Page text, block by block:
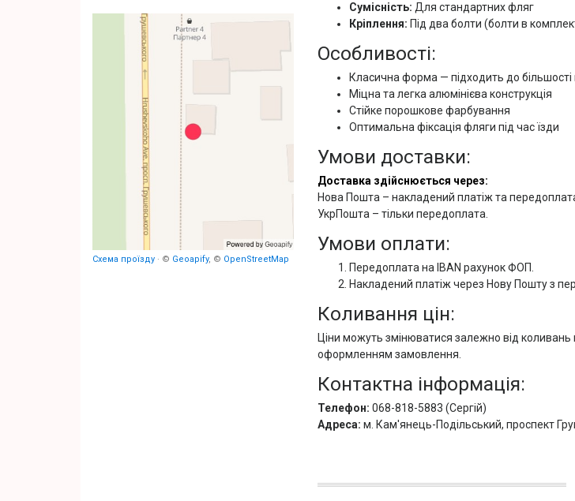
Схема проїзду · © Geoapify, © OpenStreetMap
Сумісність: Для стандартних фляг
Кріплення: Під два болти (болти в
Особливості:
Класична форма — підходить до більшості
Міцна та легка алюмінієва конструкція
Стійке порошкове фарбування
Оптимальна фіксація фляги під час їзди
Умови доставки:
Доставка здійснюється через:
Нова Пошта – накладений платіж та
УкрПошта – тільки передоплата.
Умови оплати:
Передоплата на IBAN рахунок ФОП.
Накладений платіж через Нову Пошту з
Коливання цін:
Ціни можуть змінюватися залежно від
оформленням замовлення.
Контактна інформація:
Телефон: 068-818-5883 (Сергій)
Адреса: м. Кам'янець-Подільський, проспект